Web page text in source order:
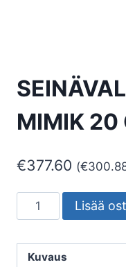
MIMIK 20
€377.60 (€
SEINÄVALAISIN
ULKO
20
Lisää
Kuvaus